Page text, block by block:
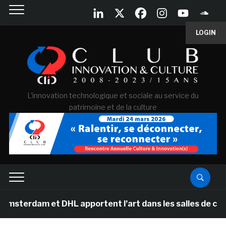
LOGIN
L'innovation technologique et sociale au service du
patrimoine et de la culture
et DHL apportent l’art dans les salles de classe